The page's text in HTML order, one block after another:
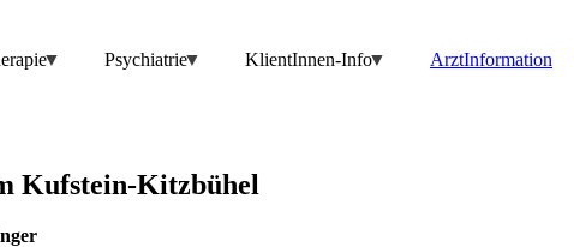
Psychiatrie KlientInnen-Info ArztInformation
Kufstein-Kitzbühel